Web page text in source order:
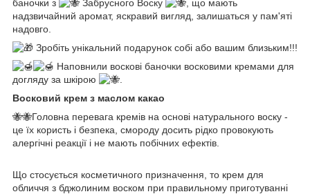
баночки з
Забрусного Воску
, що мають
надзвичайний аромат, яскравий вигляд, залишаться у пам'яті
надовго.
Зробіть унікальний подарунок собі або вашим близьким!!!
Наповнили воскові баночки восковими кремами для
догляду за шкірою
Восковий крем з маслом какао
🐝🐝Головна перевага кремів на основі натурального воску -
це їх користь і безпека, смороду досить рідко провокують
алергічні реакції і не мають побічних ефектів.
Що стосується косметичного призначення, то крем для
обличчя з бджолиним воском при правильному приготуванні